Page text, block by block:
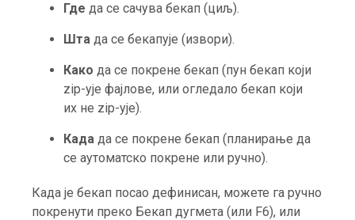
Где да се сачува бекап (циљ).
Шта да се бекапује (извори).
Како да се покрене бекап (пун бекап који
zip-ује фајлове, или огледало бекап који
их не zip-ује).
Када да се покрене бекап (планирање да
се аутоматско покрене или ручно).
Када је бекап посао дефинисан, можете га ручно
покренути преко Бекап дугмета (или F6), или